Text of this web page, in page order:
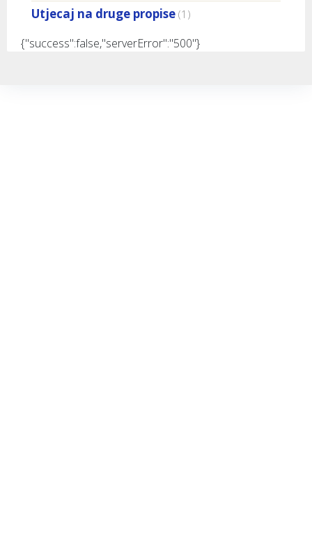
Utjecaj na druge propise (1)
{"success":false,"serverError":"500"}